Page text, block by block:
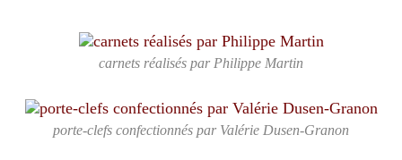
carnets réalisés par Philippe Martin
porte-clefs confectionnés par Valérie Dusen-Granon